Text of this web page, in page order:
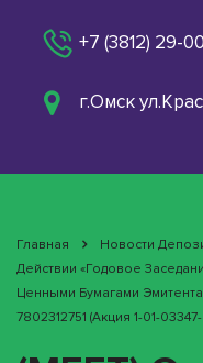
+7 (3812) 29-
г.Омск
Главная Новости
Действии «Годовое
Ценными Бумагами
7802312751 (акция 1-01-